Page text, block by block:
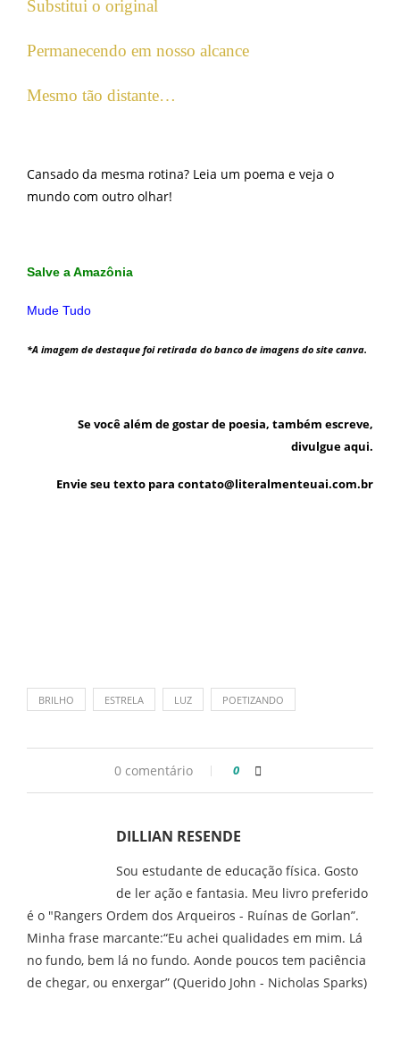
Substitui o original
Permanecendo em nosso alcance
Mesmo tão distante…
Cansado da mesma rotina? Leia um poema e veja o
mundo com outro olhar!
Salve a Amazônia
Mude Tudo
*A imagem de destaque foi retirada do banco de imagens do site canva.
Se você além de gostar de poesia, também escreve,
divulgue aqui.
Envie seu texto para contato@literalmenteuai.com.br
BRILHO ESTRELA LUZ POETIZANDO
0 comentário 0
DILLIAN RESENDE
Sou estudante de educação física. Gosto
de ler ação e fantasia. Meu livro preferido
é o "Rangers Ordem dos Arqueiros - Ruínas de Gorlan”.
Minha frase marcante:“Eu achei qualidades em mim. Lá
no fundo, bem lá no fundo. Aonde poucos tem paciência
de chegar, ou enxergar” (Querido John - Nicholas Sparks)